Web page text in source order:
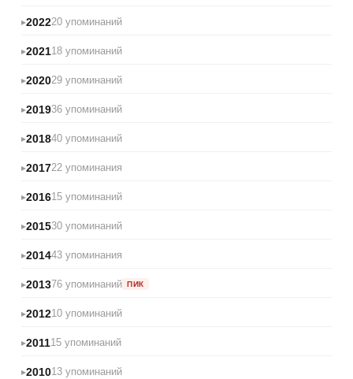
202220 упоминаний
202118 упоминаний
202029 упоминаний
201936 упоминаний
201840 упоминаний
201722 упоминания
201615 упоминаний
201530 упоминаний
201443 упоминания
201376 упоминаний ПИК
201210 упоминаний
201115 упоминаний
201013 упоминаний